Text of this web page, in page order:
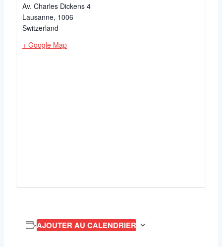
Av. Charles Dickens 4
Lausanne, 1006
Switzerland
+ Google Map
AJOUTER AU CALENDRIER